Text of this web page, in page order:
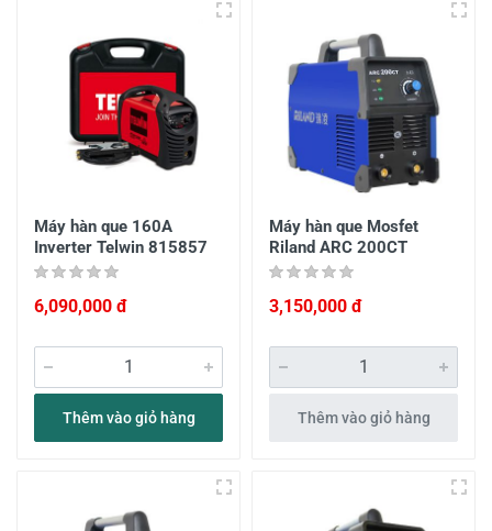
Máy hàn que 160A
Inverter Telwin 815857
6,090,000 đ
Thêm vào giỏ hàng
Máy hàn que Mosfet
Riland ARC 200CT
3,150,000 đ
Thêm vào giỏ hàng